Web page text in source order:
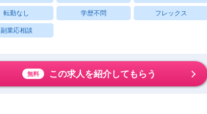
転勤なし 学歴不問 フレックス
副業応相談
無料 この求人を紹介してもらう